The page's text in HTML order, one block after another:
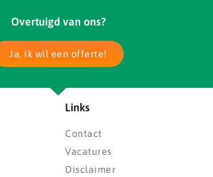
Overtuigd van ons?
Ja, ik wil een offerte!
Links
Contact
Vacatures
Disclaimer